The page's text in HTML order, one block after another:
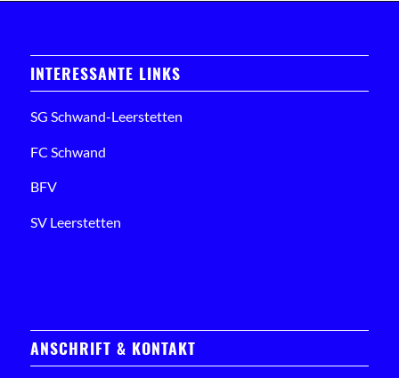
INTERESSANTE LINKS
SG Schwand-Leerstetten
FC Schwand
BFV
SV Leerstetten
ANSCHRIFT & KONTAKT